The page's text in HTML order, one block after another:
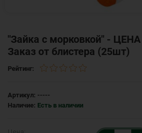
"Зайка с морковкой" -
Заказ от блистера (25шт)
Рейтинг:
Артикул: -----
Наличие: Есть в наличии